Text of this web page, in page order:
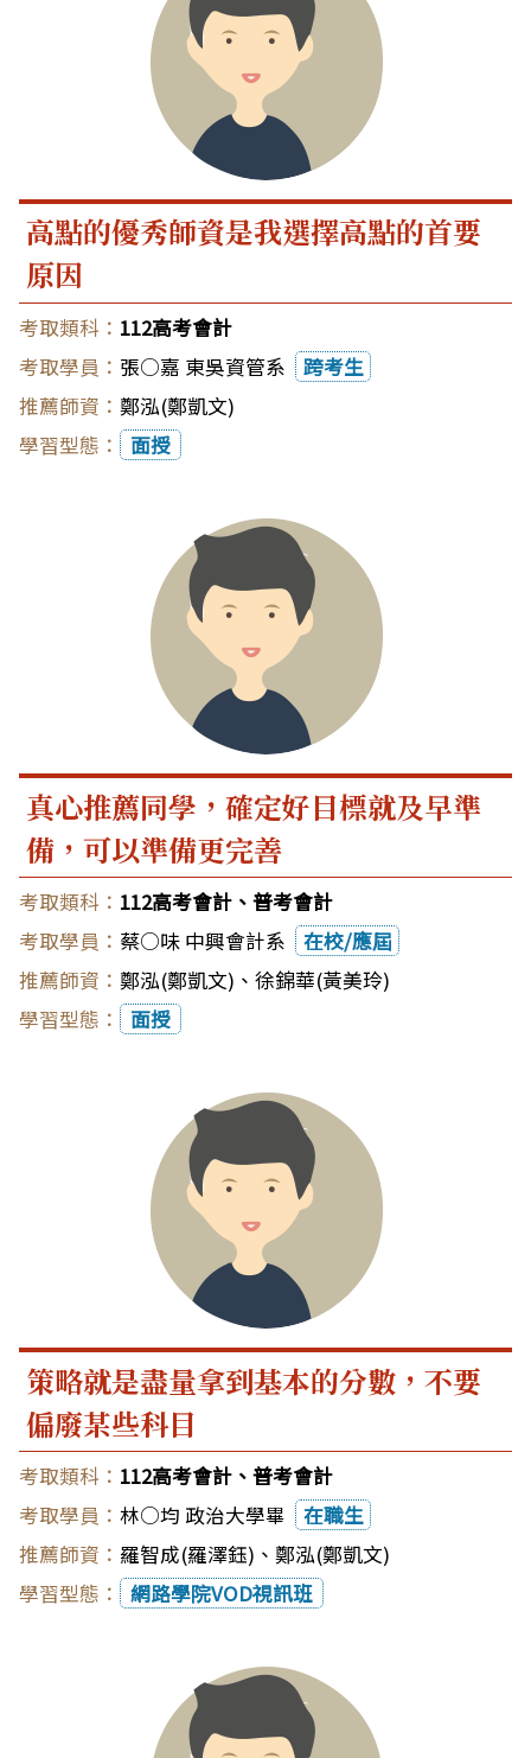
高點的優秀師資是我選擇高點的首要
原因
112高考會計
張○嘉 東吳資管系
跨考生
鄭泓(鄭凱文)
面授
真心推薦同學，確定好目標就及早準
備，可以準備更完善
112高考會計、普考會計
蔡○味 中興會計系
在校/應屆
鄭泓(鄭凱文) 、 徐錦華(黃美玲)
面授
策略就是盡量拿到基本的分數，不要
偏廢某些科目
112高考會計、普考會計
林○均 政治大學畢
在職生
羅智成(羅澤鈺) 、 鄭泓(鄭凱文)
網路學院VOD視訊班